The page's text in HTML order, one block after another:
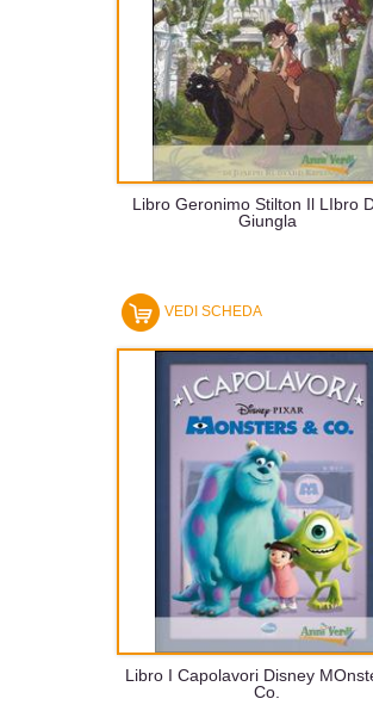
Libro Geronimo Stilton Il LIbro
Giungla
VEDI SCHEDA
Libro I Capolavori Disney
Co.